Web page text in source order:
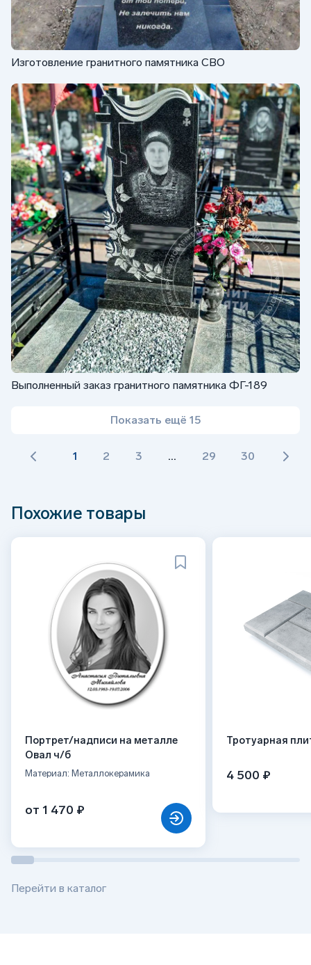
Изготовление гранитного памятника СВО
Выполненный заказ гранитного памятника ФГ-189
Показать ещё 15
1 2 3 ... 29 30
Похожие товары
Портрет/надписи на металле
Овал ч/б
Материал: Металлокерамика
от 1 470 ₽
Тротуарная
4 500 ₽
Перейти в каталог